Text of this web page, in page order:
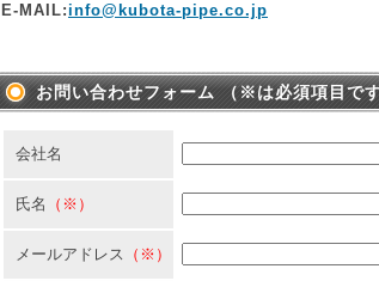
E-MAIL:info@kubota-pipe.co.jp
お問い合わせフォーム （※は必須項目で
会社名
氏名 （※）
メールアドレス （※）